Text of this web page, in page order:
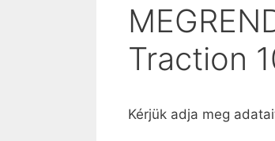
Traction
Kérjük adja meg